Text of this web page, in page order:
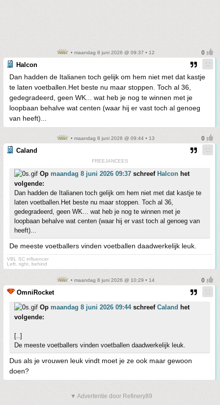
• maandag 8 juni 2026 @ 09:37 • 12
Halcon
Dan hadden de Italianen toch gelijk om hem niet met dat kastje
te laten voetballen.Het beste nu maar stoppen. Toch al 36,
gedegradeerd, geen WK... wat heb je nog te winnen met je
loopbaan behalve wat centen (waar hij er vast toch al genoeg
van heeft)...
• maandag 8 juni 2026 @ 09:44 • 13
Caland
FREEJANCEES
Op maandag 8 juni 2026 09:37 schreef Halcon het
volgende:
Dan hadden de Italianen toch gelijk om hem niet met dat kastje te
laten voetballen.Het beste nu maar stoppen. Toch al 36,
gedegradeerd, geen WK... wat heb je nog te winnen met je
loopbaan behalve wat centen (waar hij er vast toch al genoeg van
heeft)...
De meeste voetballers vinden voetballen daadwerkelijk leuk.
VBL SC influencer
Left, right, behind
• maandag 8 juni 2026 @ 10:29 • 14
OmniRocket
Op maandag 8 juni 2026 09:44schreef Caland het
volgende:
[..]
De meeste voetballers vinden voetballen daadwerkelijk leuk.
Dus als je vrouwen leuk vindt moet je ze ook maar gewoon
doen?
▼ Advertentie door Refinery89